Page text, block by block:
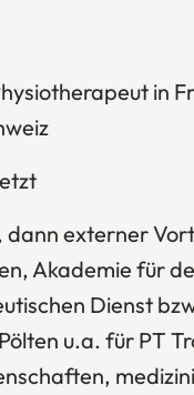
in
dann externer
Akademie für
Dienst
u.a. für PT